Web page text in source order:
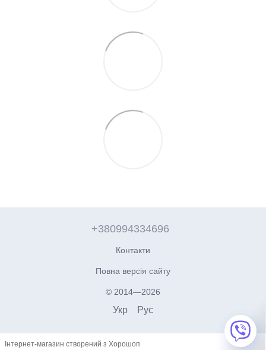
+380994334696
Контакти
Повна версія сайту
© 2014—2026
Укр Рус
Інтернет-магазин створений з Хорошоп